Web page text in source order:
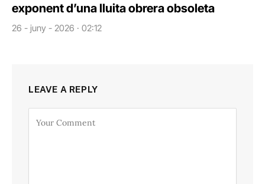
exponent d’una lluita obrera obsoleta
26 - juny - 2026 · 02:12
LEAVE A REPLY